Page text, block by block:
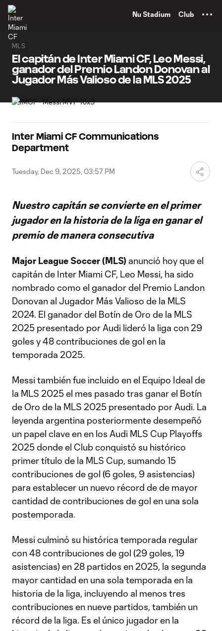
Nu Stadium Club
MLS
El capitán de Inter Miami CF, Leo Messi,
ganador del Premio Landon Donovan al
Jugador Más Valioso de la MLS 2025
Inter Miami CF Communications
Department
Tuesday, Dec 9, 2025, 03:57 PM
Nuestro capitán se convierte en el primer
jugador en la historia de la liga en ganar el
premio de manera consecutiva
Major League Soccer (MLS) anunció hoy que el
capitán de Inter Miami CF, Leo Messi, ha sido
nombrado como el ganador del Premio Landon
Donovan al Jugador Más Valioso de la MLS
2024. El ganador del Botín de Oro de la MLS
2025 presentado por Audi lideró la liga con 29
goles y 48 contribuciones de gol en la
temporada 2025.
Messi también fue incluido en el Equipo Ideal de
la MLS 2025 el mes pasado tras ganar el Botín
de Oro de la MLS 2025 presentado por Audi. La
leyenda argentina posteriormente desempeñó
un papel clave en en los Audi MLS Cup Playoffs
2025 donde el Club conquistó su histórico
primer título de la MLS Cup, sumando 15
contribuciones de gol (6 goles, 9 asistencias)
para establecer un nuevo récord de de mayor
cantidad de contribuciones de gol en una sola
postemporada.
Messi culminó su histórica temporada regular
con 48 contribuciones de gol (29 goles, 19
asistencias) en 28 partidos en 2025, la segunda
mayor cantidad en una sola temporada en la
historia de la liga, incluyendo al menos tres
contribuciones en nueve partidos, también un
récord de la liga. Es el único jugador en la